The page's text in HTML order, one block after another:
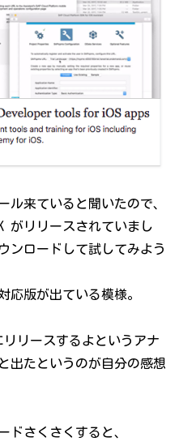
ル来ていると聞いたので、
がリリースされていまし
ンロードして試してみよう
版が出ている模様。
リリースするよというアナ
出たというのが自分の感想
ドさくさくすると、